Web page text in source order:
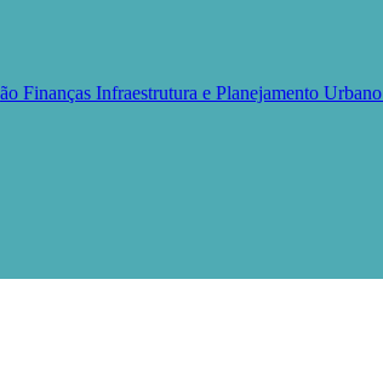
Finanças Infraestrutura e Planejamento Urbano